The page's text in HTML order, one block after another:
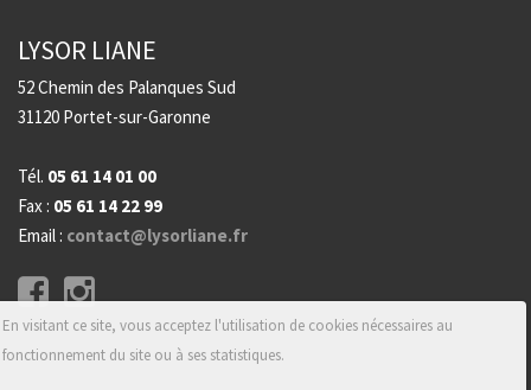
LYSOR LIANE
52 Chemin des Palanques Sud
31120 Portet-sur-Garonne
Tél. 05 61 14 01 00
Fax : 05 61 14 22 99
Email : contact@lysorliane.fr
En visitant ce site, vous acceptez l'utilisation de cookies nécessaires au
fonctionnement du site ou à ses statistiques.